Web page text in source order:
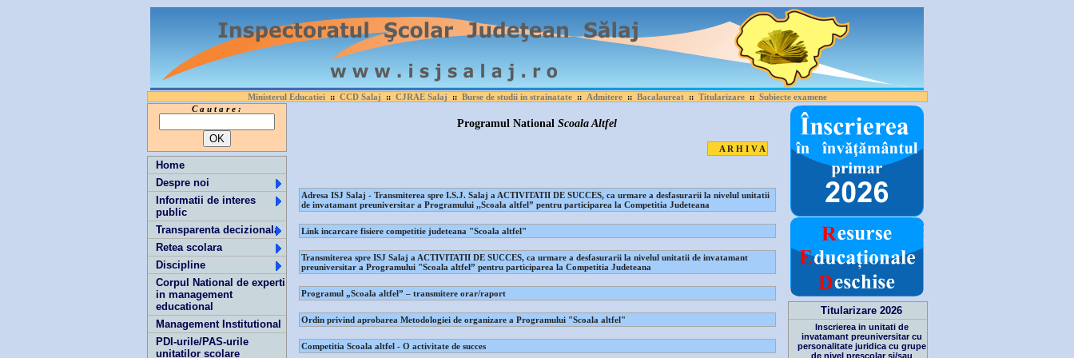
Ministerul Educatiei:: CCD Salaj :: CJRAE Salaj :: Burse de studii in strainatate:: Admitere:: Bacalaureat:: Titularizare:: Subiecte examene
C a u t a r e :
Home
Despre noi
Informatii de interes
public
Transparenta decizionala
Retea scolara
Discipline
Corpul National de experti
in management
educational
Management Institutional
PDI-urile/PAS-urile
unitatilor scolare
Programul National Scoala Altfel
A R H I V A
Adresa ISJ Salaj - Transmiterea spre I.S.J. Salaj a ACTIVITATII DE SUCCES, ca urmare a desfasurarii la nivelul unitatii
de invatamant preuniversitar a Programului ,,Scoala altfel” pentru participarea la Competitia Judeteana
Link incarcare fisiere competitie judeteana "Scoala altfel"
Transmiterea spre ISJ Salaj a ACTIVITATII DE SUCCES, ca urmare a desfasurarii la nivelul unitatii de invatamant
preuniversitar a Programului "Scoala altfel” pentru participarea la Competitia Judeteana
Programul „Scoala altfel” – transmitere orar/raport
Ordin privind aprobarea Metodologiei de organizare a Programului "Scoala altfel"
Competitia Scoala altfel - O activitate de succes
Titularizare 2026
Inscrierea in unitati de
invatamant preuniversitar cu
personalitate juridica cu grupe
de nivel prescolar si/sau